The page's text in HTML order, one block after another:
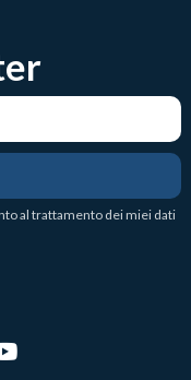
al trattamento dei miei dati